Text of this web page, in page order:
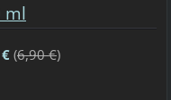
ml
(6,90 €)